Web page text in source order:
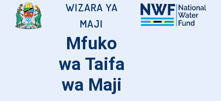
WIZARA YA
MAJI
Mfuko
wa Taifa
wa Maji